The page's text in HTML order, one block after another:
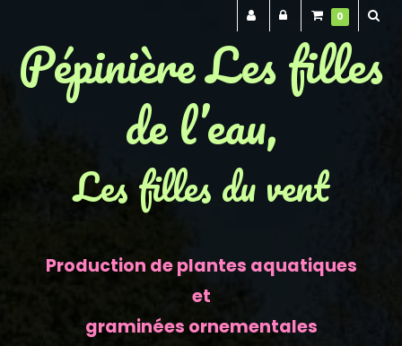
Pépinière Les filles
de l’eau,
Les filles du vent
Production de plantes aquatiques
et
graminées ornementales
0